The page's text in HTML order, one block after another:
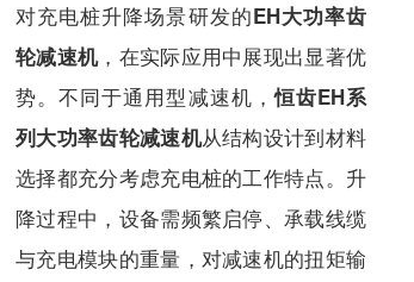
对充电桩升降场景研发的EH大功率齿
轮减速机，在实际应用中展现出显著优
势。不同于通用型减速机，恒齿EH系
列大功率齿轮减速机从结构设计到材料
选择都充分考虑充电桩的工作特点。升
降过程中，设备需频繁启停、承载线缆
与充电模块的重量，对减速机的扭矩输